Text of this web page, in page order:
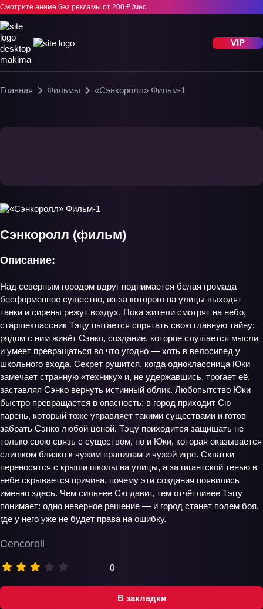
Смотрите аниме без рекламы от 200 ₽ /мес
VIP
Главная Фильмы «Сэнкоролл» Фильм-1
В закладки
Сэнкоролл (фильм)
Cencoroll
0
Описание:
Над северным городом вдруг поднимается белая громада —
бесформенное существо, из-за которого на улицы выходят
танки и сирены режут воздух. Пока жители смотрят на небо,
старшеклассник Тэцу пытается спрятать свою главную тайну:
рядом с ним живёт Сэнко, создание, которое слушается мысли
и умеет превращаться во что угодно — хоть в велосипед у
школьного входа. Секрет рушится, когда одноклассница Юки
замечает странную «технику» и, не удержавшись, трогает её,
заставляя Сэнко вернуть истинный облик. Любопытство Юки
быстро превращается в опасность: в город приходит Сю —
парень, который тоже управляет такими существами и готов
забрать Сэнко любой ценой. Тэцу приходится защищать не
только свою связь с существом, но и Юки, которая оказывается
слишком близко к чужим правилам и чужой игре. Схватки
переносятся с крыши школы на улицы, а за гигантской тенью в
небе скрывается причина, почему эти создания появились
именно здесь. Чем сильнее Сю давит, тем отчётливее Тэцу
понимает: одно неверное решение — и город станет полем боя,
где у него уже не будет права на ошибку.